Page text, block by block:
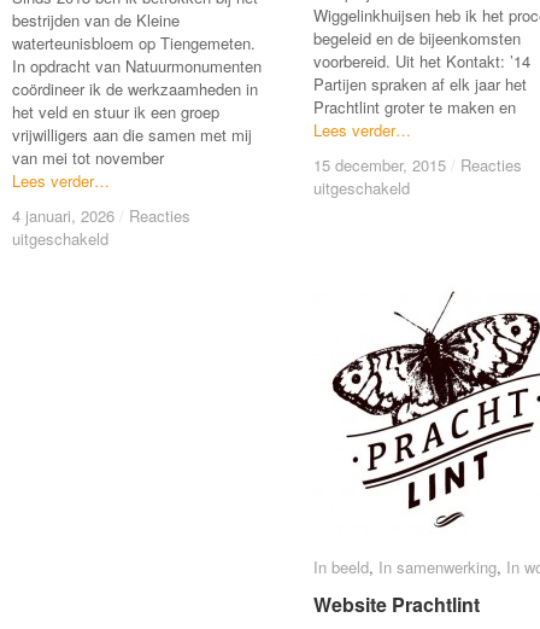
bestrijden van de Kleine
waterteunisbloem op Tiengemeten.
In opdracht van Natuurmonumenten
coördineer ik de werkzaamheden in
het veld en stuur ik een groep
vrijwilligers aan die samen met mij
van mei tot november
Lees verder…
4 januari, 2026 / Reacties
uitgeschakeldvoor
Lees verder…
4 januari, 2026 / Reacties
uitgeschakeldvoor
Wiggelinkhuijsen heb ik het
begeleid en de bijeenkomsten
voorbereid. Uit het Kontakt: ’14
Partijen spraken af elk jaar het
Prachtlint groter te maken en
Lees verder…
15 december, 2015 / Reacties
uitgeschakeldvoor
Lees verder…
15 december, 2015 / Reacties
uitgeschakeldvoor
In beeld, In samenwerking, In
Website Prachtlint
In beeld In samenwerking In
Website Prachtlint